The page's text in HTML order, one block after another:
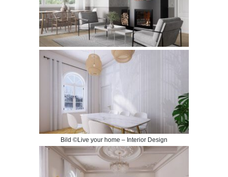
Bild ©Live your home – Interior Design